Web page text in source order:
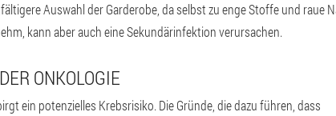
Auswahl der Garderobe, da selbst zu enge Stoffe und raue
kann aber auch eine Sekundärinfektion verursachen.
ONKOLOGIE
ein potenzielles Krebsrisiko. Die Gründe, die dazu führen, dass